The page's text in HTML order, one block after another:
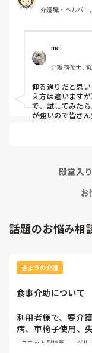
て欲しいと言わ
耳栓の管理も大
かと）、皆さんど
介護職・ヘルパ
me
介護福祉士,
仰る通りだと思
え方は違います
で、試してみた
が強いので皆さ
殿堂入
お
話題のお悩み相
きょうの介護
食事介助について
利用者様で、要介
病、車椅子使用、
来ました。ご飯を
ユニット型特養 グル